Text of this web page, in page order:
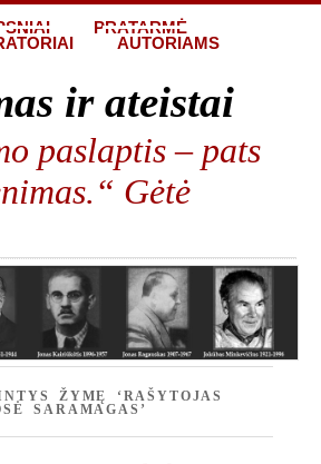
PRATARMĖ
AUTORIAMS
ir ateistai
paslaptis – pats
Gėtė
ŽYMĘ ‘RAŠYTOJAS
SARAMAGAS’